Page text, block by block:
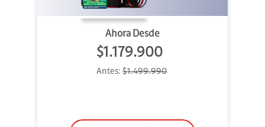
Ahora Desde
$1.179.900
Antes: $1.499.990